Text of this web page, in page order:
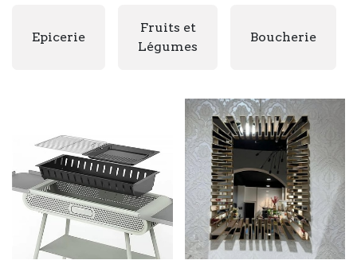
Epicerie
Fruits et
Légumes
Boucherie